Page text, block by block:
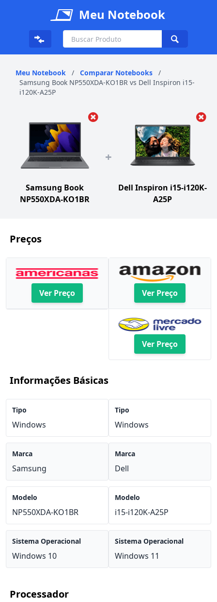
Meu Notebook
Meu Notebook / Comparar Notebooks
/
Samsung Book NP550XDA-KO1BR vs Dell Inspiron i15-
i120K-A25P
Samsung Book
NP550XDA-KO1BR
+
Dell Inspiron i15-i120K-
A25P
Preços
Ver Preço Ver Preço
Ver Preço
Informações Básicas
Tipo
Windows
Marca
Samsung
Modelo
NP550XDA-KO1BR
Sistema Operacional
Windows 10
Tipo
Windows
Marca
Dell
Modelo
i15-i120K-A25P
Sistema Operacional
Windows 11
Processador